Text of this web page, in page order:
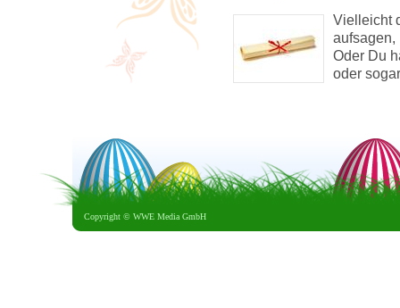
Vielleicht
aufsagen,
Oder Du
oder
Copyright © WWE Media GmbH